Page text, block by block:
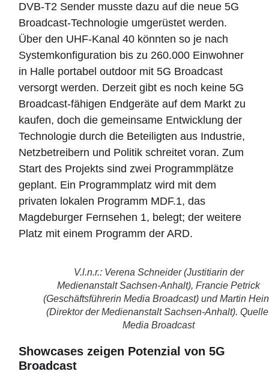
DVB-T2 Sender musste dazu auf die neue 5G
Broadcast-Technologie umgerüstet werden.
Über den UHF-Kanal 40 könnten so je nach
Systemkonfiguration bis zu 260.000 Einwohner
in Halle portabel outdoor mit 5G Broadcast
versorgt werden. Derzeit gibt es noch keine 5G
Broadcast-fähigen Endgeräte auf dem Markt zu
kaufen, doch die gemeinsame Entwicklung der
Technologie durch die Beteiligten aus Industrie,
Netzbetreibern und Politik schreitet voran. Zum
Start des Projekts sind zwei Programmplätze
geplant. Ein Programmplatz wird mit dem
privaten lokalen Programm MDF.1, das
Magdeburger Fernsehen 1, belegt; der weitere
Platz mit einem Programm der ARD.
V.l.n.r.: Verena Schneider (Justitiarin der
Medienanstalt Sachsen-Anhalt), Francie Petrick
(Geschäftsführerin Media Broadcast) und Martin
(Direktor der Medienanstalt Sachsen-Anhalt).
Media Broadcast
Showcases zeigen Potenzial von 5G
Broadcast